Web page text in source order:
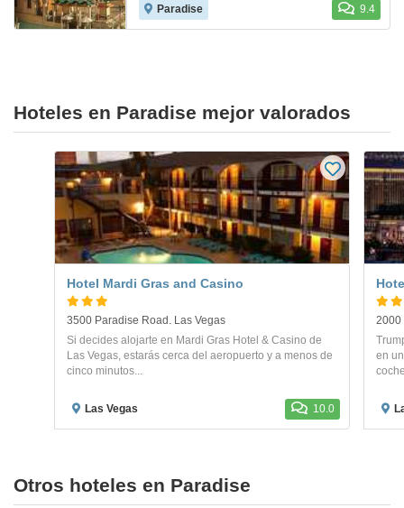
Paradise 9.4
Hoteles en Paradise mejor valorados
Hotel Mardi Gras and Casino
3500 Paradise Road. Las Vegas
Si decides alojarte en Mardi Gras Hotel & Casino de
Las Vegas, estarás cerca del aeropuerto y a menos de
cinco minutos...
Las Vegas 10.0
2000
en
Otros hoteles en Paradise